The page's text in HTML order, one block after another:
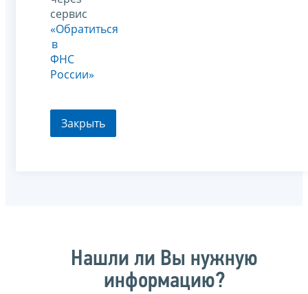
сервис
«Обратиться
в
ФНС
России»
Закрыть
Нашли ли Вы нужную
информацию?